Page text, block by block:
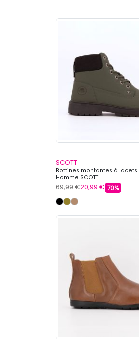
SCOTT
Bottines montantes à
Homme SCOTT
69,99 €20,99 € 70%